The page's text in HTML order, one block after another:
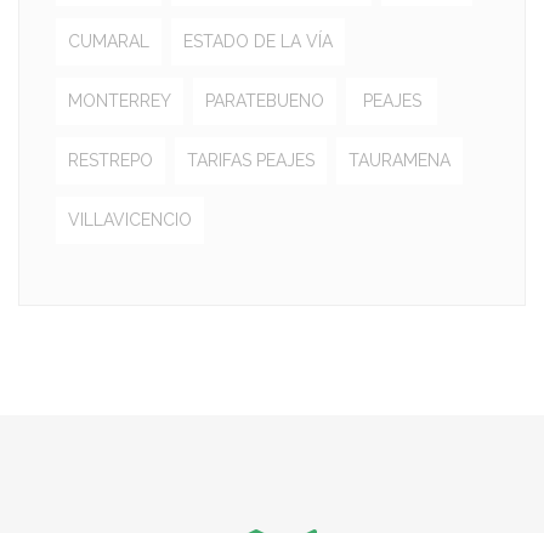
CUMARAL ESTADO DE LA VÍA
MONTERREY PARATEBUENO PEAJES
RESTREPO TARIFAS PEAJES TAURAMENA
VILLAVICENCIO